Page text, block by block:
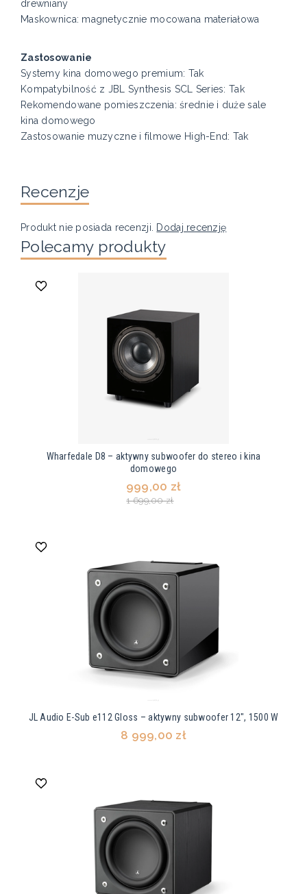
drewniany
Maskownica: magnetycznie mocowana materiałowa
Zastosowanie
Systemy kina domowego premium: Tak
Kompatybilność z JBL Synthesis SCL Series: Tak
Rekomendowane pomieszczenia: średnie i duże sale
kina domowego
Zastosowanie muzyczne i filmowe High-End: Tak
Recenzje
Produkt nie posiada recenzji. Dodaj recenzję
Polecamy produkty
Wharfedale D8 – aktywny subwoofer do stereo i kina
domowego
999,00 zł
1 699,00 zł
JL Audio E-Sub e112 Gloss – aktywny subwoofer 12", 1500 W
8 999,00 zł